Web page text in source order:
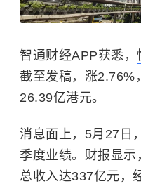
智通财经APP获悉，
截至发稿，涨2.76%
26.39亿港元。
消息面上，5月27日
季度业绩。财报显
总收入达337亿元，